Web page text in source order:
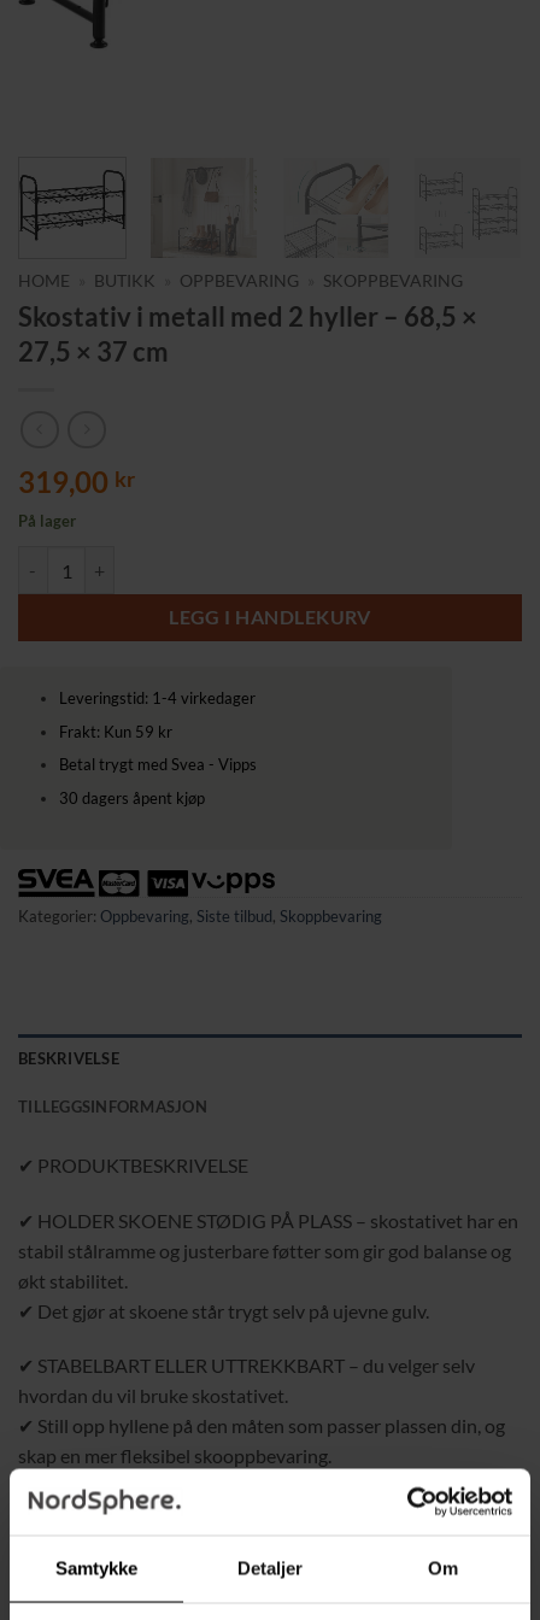
Samtykke Detaljer Om
HOME BUTIKK OPPBEVARING SKOPPBEVARING
Skostativ i metall med 2 hyller – 68,5 ×
27,5 × 37 cm
319,00 kr
På lager
LEGG I HANDLEKURV
Leveringstid: 1-4 virkedager
Frakt: Kun 59 kr
Betal trygt med Svea - Vipps
30 dagers åpent kjøp
Kategorier: Oppbevaring, Siste tilbud, Skoppbevaring
BESKRIVELSE
TILLEGGSINFORMASJON
✔ PRODUKTBESKRIVELSE
✔ HOLDER SKOENE STØDIG PÅ PLASS – skostativet har en
stabil stålramme og justerbare føtter som gir god balanse og
økt stabilitet.
✔ Det gjør at skoene står trygt selv på ujevne gulv.
✔ STABELBART ELLER UTTREKKBART – du velger selv
hvordan du vil bruke skostativet.
✔ Still opp hyllene på den måten som passer plassen din, og
skap en mer fleksibel skooppbevaring.
✔ AVRUNDEDE SIDEHÅNDTAK – håndtakene har mykt
✔ Den avrundede formen reduserer risikoen for støt og gjør
skostativet mer familievennlig.